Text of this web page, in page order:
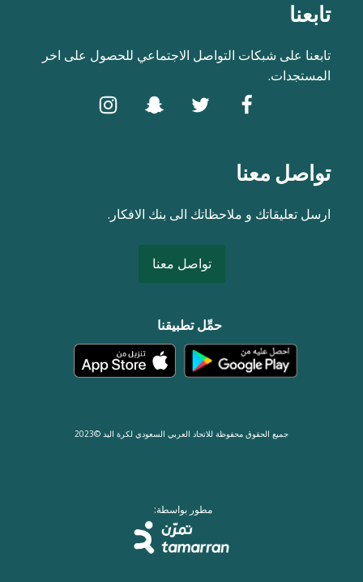
تابعنا
تابعنا على شبكات التواصل الاجتماعي للحصول على اخر
المستجدات.
تواصل معنا
ارسل تعليقاتك و ملاحظاتك الى بنك الافكار.
تواصل معنا
حمِّل تطبيقنا
جميع الحقوق محفوظة للاتحاد العربي السعودي لكرة اليد ©2023
مطور بواسطة: